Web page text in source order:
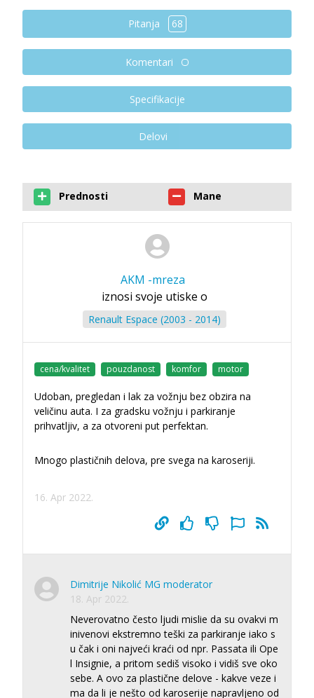
Pitanja 68
Komentari
Specifikacije
Delovi
Prednosti Mane
AKM -mreza
iznosi svoje utiske o
Renault Espace (2003 - 2014)
cena/kvalitet pouzdanost komfor motor
Udoban, pregledan i lak za vožnju bez obzira na
veličinu auta. I za gradsku vožnju i parkiranje
prihvatljiv, a za otvoreni put perfektan.
Mnogo plastičnih delova, pre svega na karoseriji.
16. Apr 2022.
Dimitrije Nikolić MG moderator
18. Apr 2022.
Neverovatno često ljudi mislie da su ovakvi m
inivenovi ekstremno teški za parkiranje iako s
u čak i oni najveći kraći od npr. Passata ili Ope
l Insignie, a pritom sediš visoko i vidiš sve oko
sebe. A ovo za plastične delove - kakve veze i
ma da li je nešto od karoserije napravljeno od